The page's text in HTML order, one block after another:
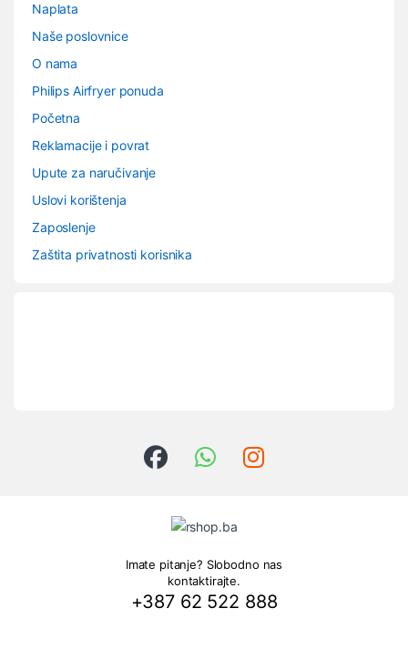
Naplata
Naše poslovnice
O nama
Philips Airfryer ponuda
Početna
Reklamacije i povrat
Upute za naručivanje
Uslovi korištenja
Zaposlenje
Zaštita privatnosti korisnika
Imate pitanje? Slobodno nas
kontaktirajte.
+387 62 522 888